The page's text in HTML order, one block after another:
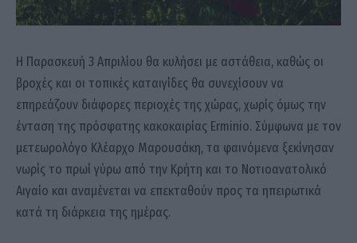
Η Παρασκευή 3 Απριλίου θα κυλήσει με αστάθεια, καθώς οι
βροχές και οι τοπικές καταιγίδες θα συνεχίσουν να
επηρεάζουν διάφορες περιοχές της χώρας, χωρίς όμως την
ένταση της πρόσφατης κακοκαιρίας Erminio. Σύμφωνα με τον
μετεωρολόγο Κλέαρχο Μαρουσάκη, τα φαινόμενα ξεκίνησαν
νωρίς το πρωί γύρω από την Κρήτη και το Νοτιοανατολικό
Αιγαίο και αναμένεται να επεκταθούν προς τα ηπειρωτικά
κατά τη διάρκεια της ημέρας.